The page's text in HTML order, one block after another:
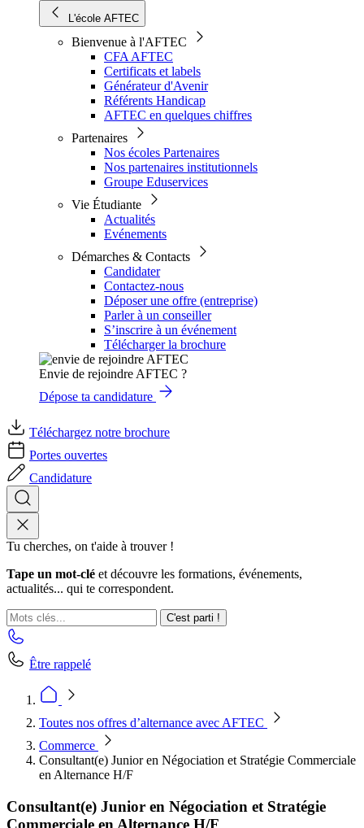
L'école AFTEC
Bienvenue à l'AFTEC
CFA AFTEC
Certificats et labels
Générateur d'Avenir
Référents Handicap
AFTEC en quelques chiffres
Partenaires
Nos écoles Partenaires
Nos partenaires institutionnels
Groupe Eduservices
Vie Étudiante
Actualités
Evénements
Démarches & Contacts
Candidater
Contactez-nous
Déposer une offre (entreprise)
Parler à un conseiller
S’inscrire à un événement
Télécharger la brochure
Envie de rejoindre AFTEC ?
Dépose ta candidature
Téléchargez notre brochure
Portes ouvertes
Candidature
Tu cherches, on t'aide à trouver !
Tape un mot-clé et découvre les formations, événements,
actualités... qui te correspondent.
C'est parti !
Être rappelé
Toutes nos offres d’alternance avec AFTEC
Commerce
Consultant(e) Junior en Négociation et Stratégie Commerciale
en Alternance H/F
Consultant(e) Junior en Négociation et Stratégie
Commerciale en Alternance H/F